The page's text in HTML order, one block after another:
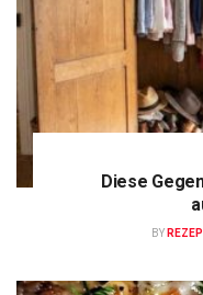
Diese
BY